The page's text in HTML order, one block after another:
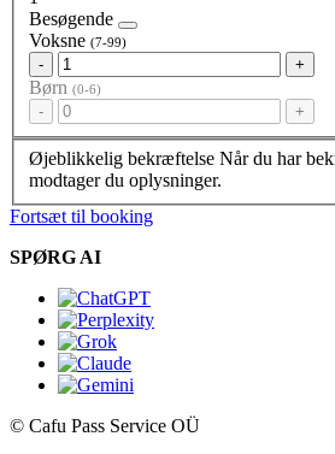
Besøgende
Voksne (7-99)
- +
Børn (0-6)
- +
Øjeblikkelig bekræftelse Når du har
modtager du oplysninger.
Fortsæt til booking
SPØRG AI
© Cafu Pass Service OÜ